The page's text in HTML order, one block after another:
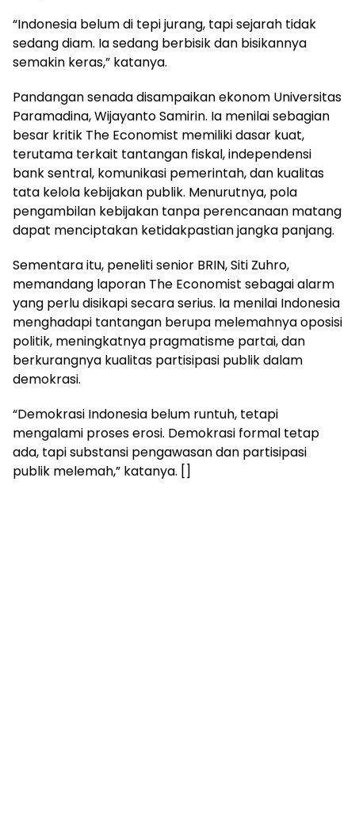
“Indonesia belum di tepi jurang, tapi sejarah tidak
sedang diam. Ia sedang berbisik dan bisikannya
semakin keras,” katanya.
Pandangan senada disampaikan ekonom Universitas
Paramadina, Wijayanto Samirin. Ia menilai sebagian
besar kritik The Economist memiliki dasar kuat,
terutama terkait tantangan fiskal, independensi
bank sentral, komunikasi pemerintah, dan kualitas
tata kelola kebijakan publik. Menurutnya, pola
pengambilan kebijakan tanpa perencanaan matang
dapat menciptakan ketidakpastian jangka panjang.
Sementara itu, peneliti senior BRIN, Siti Zuhro,
memandang laporan The Economist sebagai alarm
yang perlu disikapi secara serius. Ia menilai Indonesia
menghadapi tantangan berupa melemahnya oposisi
politik, meningkatnya pragmatisme partai, dan
berkurangnya kualitas partisipasi publik dalam
demokrasi.
“Demokrasi Indonesia belum runtuh, tetapi
mengalami proses erosi. Demokrasi formal tetap
ada, tapi substansi pengawasan dan partisipasi
publik melemah,” katanya. []